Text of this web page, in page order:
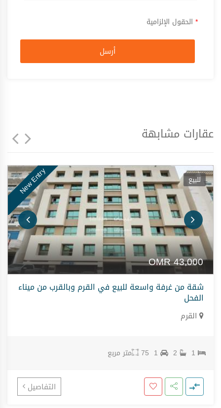
* الحقول الإلزامية
أرسل
عقارات مشابهة
New Entry للبيع
43,000
OMR
شقة من غرفة واسعة للبيع في القرم وبالقرب من ميناء
الفحل
القرم
75 متر مربع
التفاصيل